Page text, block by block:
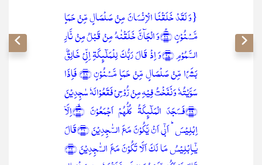
{وَ لَقَدۡ خَلَقۡنَا الۡاِنۡسَانَ مِنۡ صَلۡصَالٍ مِّنۡ حَمَاٍ
مَّسۡنُوۡنٍ ﴿ۚ۲۶﴾وَ الۡجَآنَّ خَلَقۡنٰہُ مِنۡ قَبۡلُ مِنۡ نَّارِ
السَّمُوۡمِ ﴿۲۷﴾وَ اِذۡ قَالَ رَبُّکَ لِلۡمَلٰٓئِکَۃِ اِنِّیۡ خَالِقٌۢ
بَشَرًا مِّنۡ صَلۡصَالٍ مِّنۡ حَمَاٍ مَّسۡنُوۡنٍ ﴿۲۸﴾ فَاِذَا
سَوَّیۡتُہٗ وَ نَفَخۡتُ فِیۡہِ مِنۡ رُّوۡحِیۡ فَقَعُوۡا لَہٗ سٰجِدِیۡنَ
﴿۲۹﴾فَسَجَدَ الۡمَلٰٓئِکَۃُ کُلُّہُمۡ اَجۡمَعُوۡنَ ﴿ۙ۳۰﴾اِلَّاۤ
اِبۡلِیۡسَ ؕ اَبٰۤی اَنۡ یَّکُوۡنَ مَعَ السّٰجِدِیۡنَ ﴿۳۱﴾قَالَ
یٰۤـاِبۡلِیۡسُ مَا لَکَ اَلَّا تَکُوۡنَ مَعَ السّٰجِدِیۡنَ ﴿۳۲﴾